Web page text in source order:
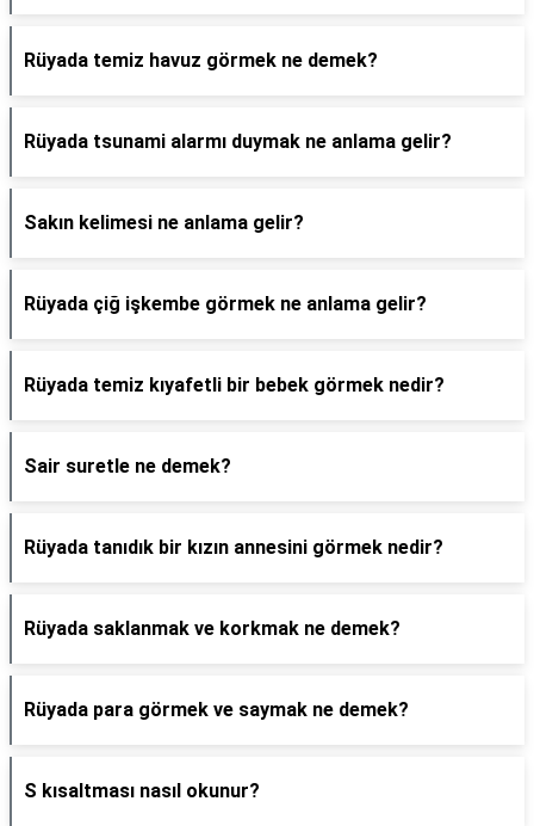
Rüyada temiz havuz görmek ne demek?
Rüyada tsunami alarmı duymak ne anlama gelir?
Sakın kelimesi ne anlama gelir?
Rüyada çiğ işkembe görmek ne anlama gelir?
Rüyada temiz kıyafetli bir bebek görmek nedir?
Sair suretle ne demek?
Rüyada tanıdık bir kızın annesini görmek nedir?
Rüyada saklanmak ve korkmak ne demek?
Rüyada para görmek ve saymak ne demek?
S kısaltması nasıl okunur?